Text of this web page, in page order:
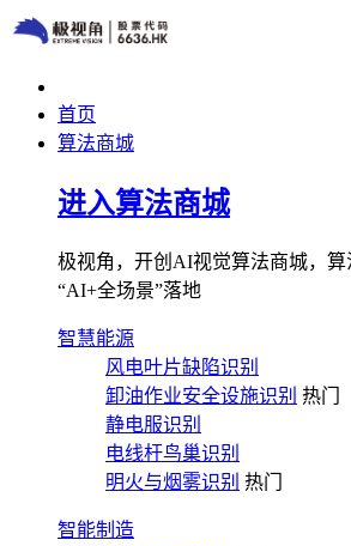
首页
算法商城
进入算法商城
极视角，开创AI视觉算法商城，算
“AI+全场景”落地
智慧能源
风电叶片缺陷识别
卸油作业安全设施识别 热门
静电服识别
电线杆鸟巢识别
明火与烟雾识别 热门
智能制造